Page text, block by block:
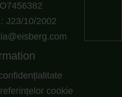
J23/10/2002
cookie